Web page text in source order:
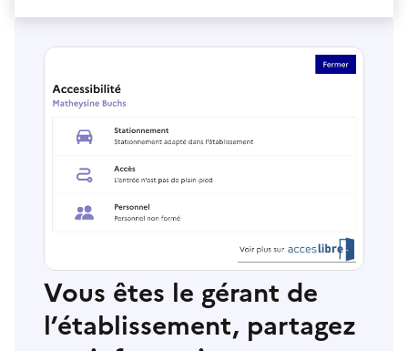
Vous êtes le gérant de
l’établissement, partagez